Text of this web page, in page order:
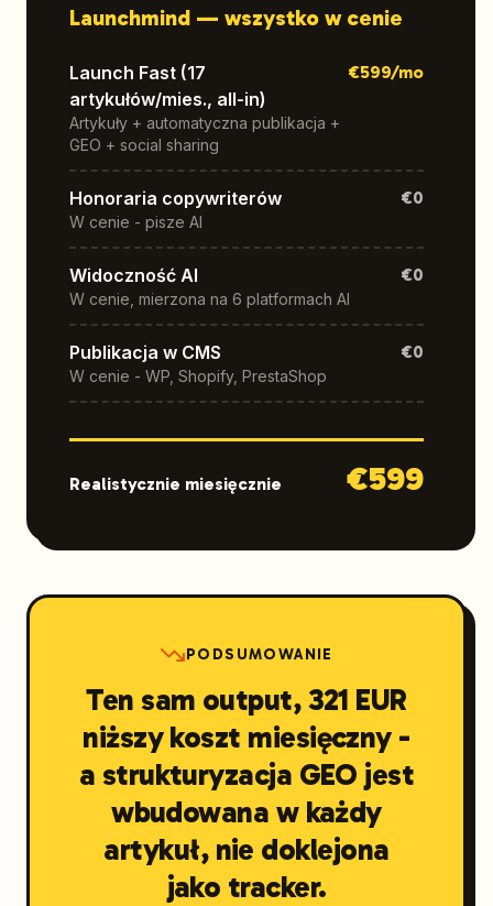
Launchmind — wszystko w cenie
Launch Fast (17
artykułów/mies., all-in)
Artykuły + automatyczna publikacja +
GEO + social sharing
€599/mo
Honoraria copywriterów
W cenie - pisze AI
€0
Widoczność AI
W cenie, mierzona na 6 platformach AI
€0
Publikacja w CMS
W cenie - WP, Shopify, PrestaShop
€0
Realistycznie miesięcznie €599
PODSUMOWANIE
Ten sam output, 321 EUR
niższy koszt miesięczny -
a strukturyzacja GEO jest
wbudowana w każdy
artykuł, nie doklejona
jako tracker.